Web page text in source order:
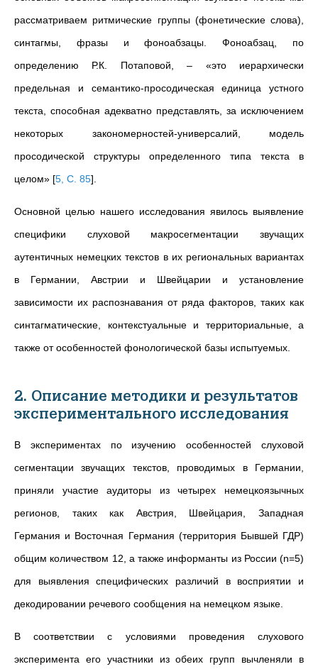
рассматриваем ритмические группы (фонетические слова),
синтагмы, фразы и фоноабзацы. Фоноабзац, по
определению Р.К. Потаповой, – «это иерархически
предельная и семантико-просодическая единица устного
текста, способная адекватно представлять, за исключением
некоторых закономерностей-универсалий, модель
просодической структуры определенного типа текста в
целом» [5, С. 85]
Основной целью нашего исследования явилось выявление
специфики слуховой макросегментации звучащих
аутентичных немецких текстов в их региональных вариантах
в Германии, Австрии и Швейцарии и установление
зависимости их распознавания от ряда факторов, таких как
синтагматические, контекстуальные и территориальные, а
также от особенностей фонологической базы испытуемых.
2. Описание методики и результатов
экспериментального исследования
В экспериментах по изучению особенностей слуховой
сегментации звучащих текстов, проводимых в Германии,
приняли участие аудиторы из четырех немецкоязычных
регионов, таких как Австрия, Швейцария, Западная
Германия и Восточная Германия (территория Бывшей ГДР)
общим количеством 12, а также информанты из России (n=5)
для выявления специфических различий в восприятии и
декодировании речевого сообщения на немецком языке.
В соответствии с условиями проведения слухового
эксперимента его участники из обеих групп вычленяли в